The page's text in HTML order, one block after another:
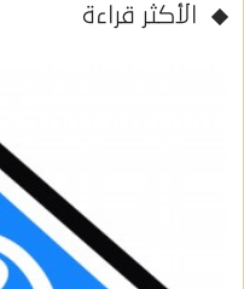
الأكثر قراءة